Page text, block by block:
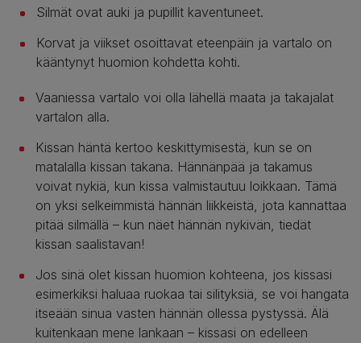
Silmät ovat auki ja pupillit kaventuneet.
Korvat ja viikset osoittavat eteenpäin ja vartalo on
kääntynyt huomion kohdetta kohti.
Vaaniessa vartalo voi olla lähellä maata ja takajalat
vartalon alla.
Kissan häntä kertoo keskittymisestä, kun se on
matalalla kissan takana. Hännänpää ja takamus
voivat nykiä, kun kissa valmistautuu loikkaan. Tämä
on yksi selkeimmistä hännän liikkeistä, jota kannattaa
pitää silmällä – kun näet hännän nykivän, tiedät
kissan saalistavan!
Jos sinä olet kissan huomion kohteena, jos kissasi
esimerkiksi haluaa ruokaa tai silityksiä, se voi hangata
itseään sinua vasten hännän ollessa pystyssä. Älä
kuitenkaan mene lankaan – kissasi on edelleen